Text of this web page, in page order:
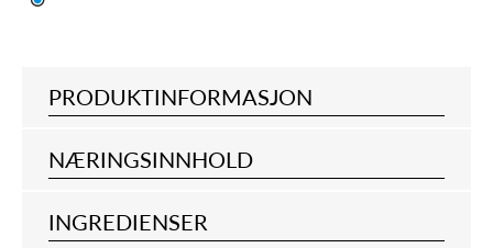
PRODUKTINFORMASJON
NÆRINGSINNHOLD
INGREDIENSER